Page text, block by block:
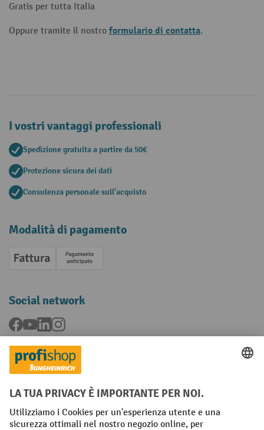
Gratis per tutta Italia
Oppure tramite il nostro formulario di contatta.
I vostri vantaggi professionali
Spedizione gratuita a partire da 50€
Protezione sicura dei dati
Consulenza personale sull'acquisto
Modalità di pagamento
Fattura Pagamento anticipato
Social network
Facebook
YouTubeLinkedInInstagram
Condizioni Generali di Vendita
Dichiarazione di protezione dei dati Impronta